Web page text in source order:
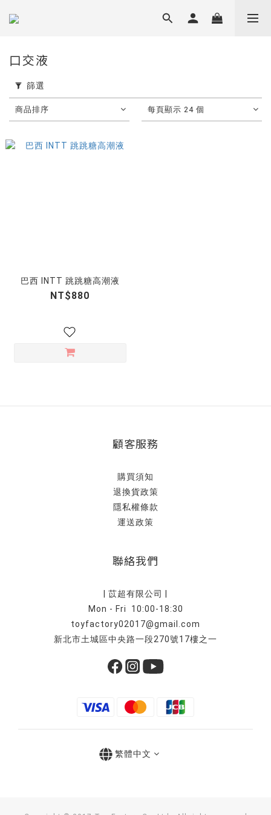
口交液
篩選
商品排序 每頁顯示 24 個
巴西 INTT 跳跳糖高潮液
NT$880
顧客服務
購買須知
退換貨政策
隱私權條款
運送政策
聯絡我們
| 苡超有限公司 |
Mon - Fri 10:00-18:30
toyfactory02017@gmail.com
新北市土城區中央路一段270號17樓之一
繁體中文